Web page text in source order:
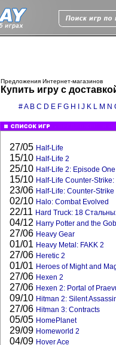
Предложения Интернет-магазинов
Купить игру с
#A B C D E F G H J K L M N
27/05 Half-Life
15/10 Half-Life 2
25/10 Half-Life 2: Episode One
15/10 Half-Life Counter-
23/06 Half-Life: Counter-Strike
02/10 Halo: Combat Evolved
22/11 Hard Truck: 18
04/12 Harry Potter and the
27/06 Heavy Gear
01/01 Heavy Metal: FAKK 2
27/06 Heretic 2
01/01 Heroes of Might and
27/06 Hexen 2
27/06 Hexen 2: Portal of
09/10 Hitman 2: Silent
27/06 Hitman 3: Contracts
05/05 HomePlanet
29/09 Homeworld 2
04/09 Hover Ace